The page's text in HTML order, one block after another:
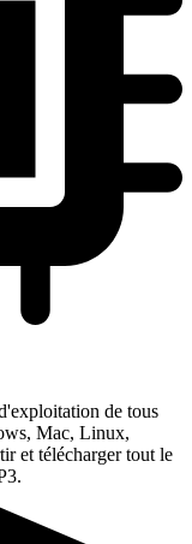
de tous
Mac, Linux,
et télécharger tout le